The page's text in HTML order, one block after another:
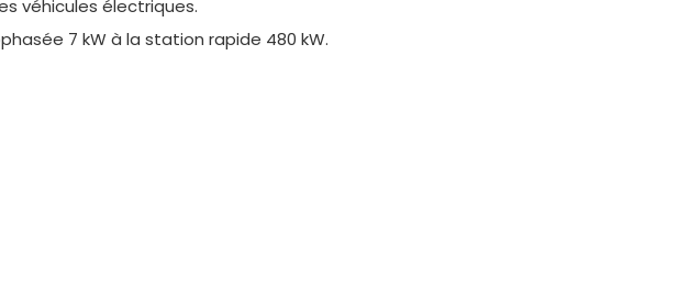
véhicules électriques.
7 kW à la station rapide 480 kW.